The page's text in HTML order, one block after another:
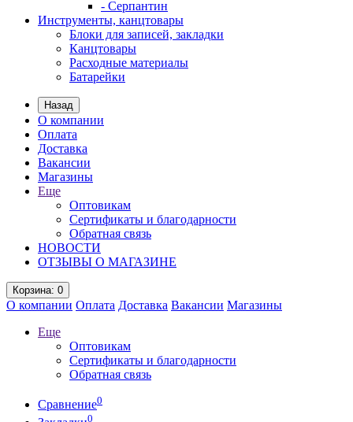
- Серпантин
Инструменты, канцтовары
Блоки для записей, закладки
Канцтовары
Расходные материалы
Батарейки
Назад
О компании
Оплата
Доставка
Вакансии
Магазины
Еще
Оптовикам
Сертификаты и благодарности
Обратная связь
НОВОСТИ
ОТЗЫВЫ О МАГАЗИНЕ
Корзина: 0
О компании Оплата Доставка Вакансии Магазины
Еще
Оптовикам
Сертификаты и благодарности
Обратная связь
Сравнение0
0